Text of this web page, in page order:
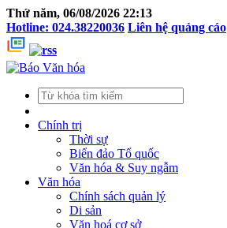
Thứ năm, 06/08/2026 22:13
Hotline: 024.38220036 Liên hệ quảng cáo
Chính trị
Thời sự
Biển đảo Tổ quốc
Văn hóa & Suy ngẫm
Văn hóa
Chính sách quản lý
Di sản
Văn hoá cơ sở